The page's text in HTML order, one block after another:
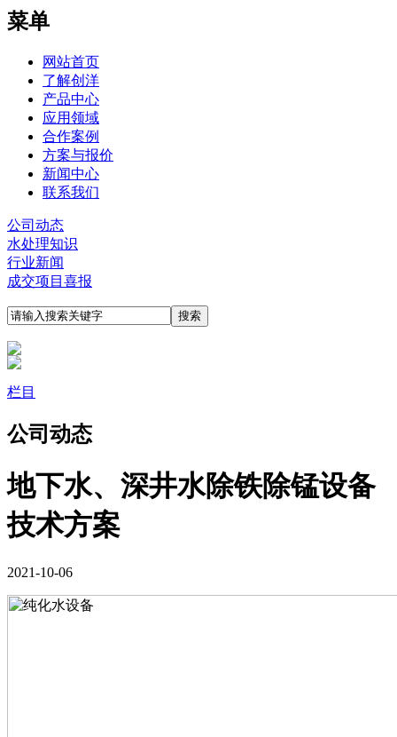
菜单
网站首页
了解创洋
产品中心
应用领域
合作案例
方案与报价
新闻中心
联系我们
公司动态
水处理知识
行业新闻
成交项目喜报
栏目
公司动态
地下水、深井水除铁除锰设备
技术方案
2021-10-06